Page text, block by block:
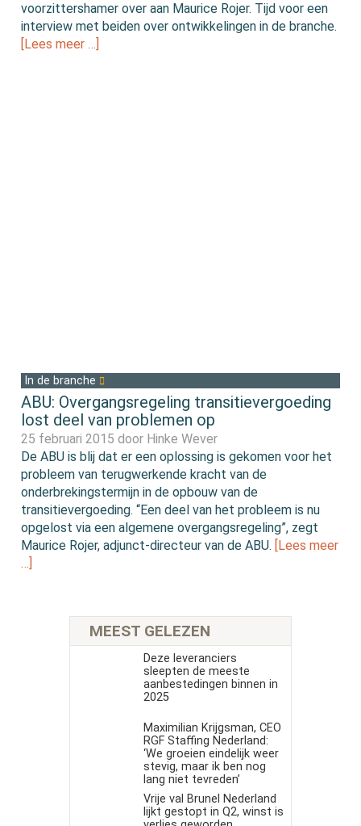
voorzittershamer over aan Maurice Rojer. Tijd voor een
interview met beiden over ontwikkelingen in de branche.
[Lees meer …]
In de branche
ABU: Overgangsregeling transitievergoeding
lost deel van problemen op
25 februari 2015 door Hinke Wever
De ABU is blij dat er een oplossing is gekomen voor het
probleem van terugwerkende kracht van de
onderbrekingstermijn in de opbouw van de
transitievergoeding. “Een deel van het probleem is nu
opgelost via een algemene overgangsregeling”, zegt
Maurice Rojer, adjunct-directeur van de ABU. [Lees meer
…]
MEEST GELEZEN
Deze leveranciers
sleepten de meeste
aanbestedingen binnen in
2025
Maximilian Krijgsman, CEO
RGF Staffing Nederland:
‘We groeien eindelijk weer
stevig, maar ik ben nog
lang niet tevreden’
Vrije val Brunel Nederland
lijkt gestopt in Q2, winst is